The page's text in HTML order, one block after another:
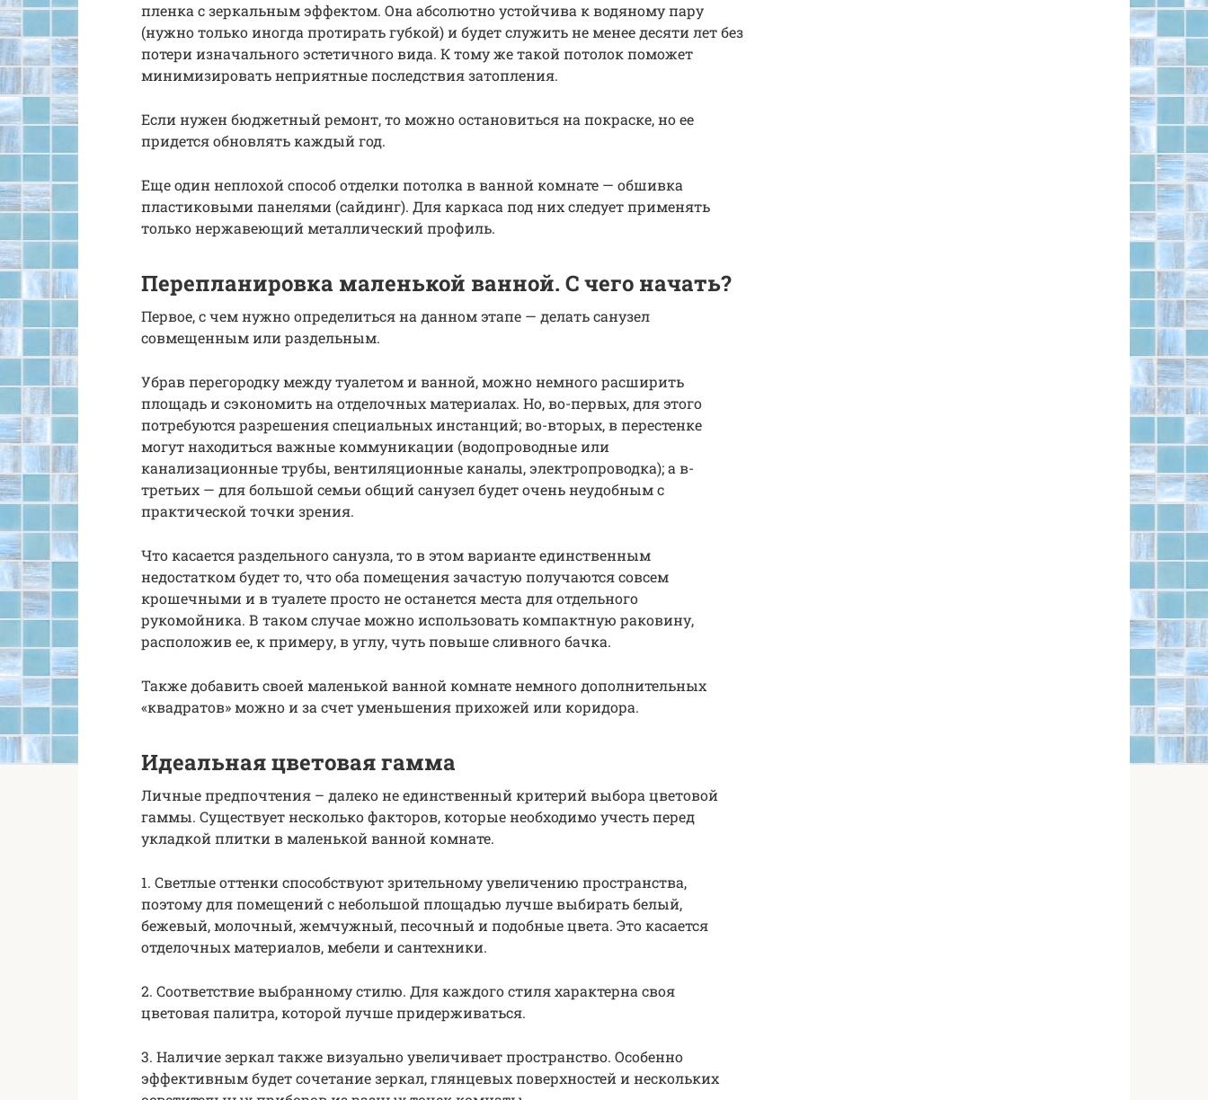
пленка с зеркальным эффектом. Она абсолютно устойчива к водяному пару
(нужно только иногда протирать губкой) и будет служить не менее десяти лет без
потери изначального эстетичного вида. К тому же такой потолок поможет
минимизировать неприятные последствия затопления.
Если нужен бюджетный ремонт, то можно остановиться на покраске, но ее
придется обновлять каждый год.
Еще один неплохой способ отделки потолка в ванной комнате — обшивка
пластиковыми панелями (сайдинг). Для каркаса под них следует применять
только нержавеющий металлический профиль.
Перепланировка маленькой ванной. C чего начать?
Первое, с чем нужно определиться на данном этапе — делать санузел
совмещенным или раздельным.
Убрав перегородку между туалетом и ванной, можно немного расширить
площадь и сэкономить на отделочных материалах. Но, во-первых, для этого
потребуются разрешения специальных инстанций; во-вторых, в перестенке
могут находиться важные коммуникации (водопроводные или
канализационные трубы, вентиляционные каналы, электропроводка); а в-
третьих — для большой семьи общий санузел будет очень неудобным с
практической точки зрения.
Что касается раздельного санузла, то в этом варианте единственным
недостатком будет то, что оба помещения зачастую получаются совсем
крошечными и в туалете просто не останется места для отдельного
рукомойника. В таком случае можно использовать компактную раковину,
расположив ее, к примеру, в углу, чуть повыше сливного бачка.
Также добавить своей маленькой ванной комнате немного дополнительных
«квадратов» можно и за счет уменьшения прихожей или коридора.
Идеальная цветовая гамма
Личные предпочтения – далеко не единственный критерий выбора цветовой
гаммы. Существует несколько факторов, которые необходимо учесть перед
укладкой плитки в маленькой ванной комнате.
1. Светлые оттенки способствуют зрительному увеличению пространства,
поэтому для помещений с небольшой площадью лучше выбирать белый,
бежевый, молочный, жемчужный, песочный и подобные цвета. Это касается
отделочных материалов, мебели и сантехники.
2. Соответствие выбранному стилю. Для каждого стиля характерна своя
цветовая палитра, которой лучше придерживаться.
3. Наличие зеркал также визуально увеличивает пространство. Особенно
эффективным будет сочетание зеркал, глянцевых поверхностей и нескольких